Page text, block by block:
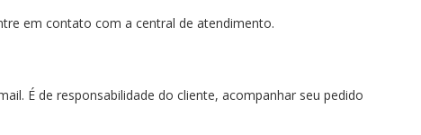
em contato com a central de atendimento.
É de responsabilidade do cliente, acompanhar seu pedido